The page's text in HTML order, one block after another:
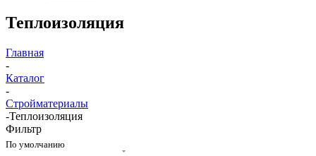
Теплоизоляция
Главная
-
Каталог
-
Стройматериалы
-Теплоизоляция
Фильтр
По умолчанию